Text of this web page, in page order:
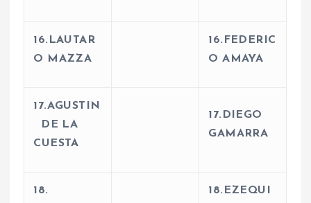
16.LAUTAR
O MAZZA
16.FEDERIC
O AMAYA
17.AGUSTIN
DE LA
CUESTA
17.DIEGO
GAMARRA
18.
18.EZEQUI